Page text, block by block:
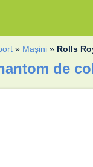
» Maşini » Rolls
de